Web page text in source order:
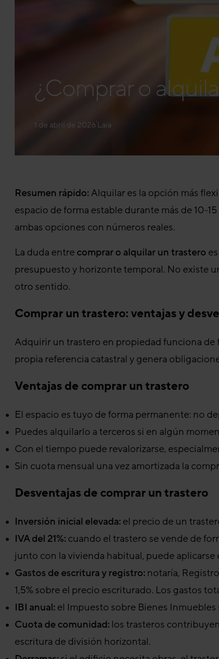
¿Comprar o
1 de abril de 2026·Laia
Resumen rápido:Alquilar es la opción más
espacio de forma estable durante más de 10-
ambas opciones con números reales.
La duda entre comprar o alquilar un trastero
presupuesto y horizonte temporal. No existe
otro sentido.
Comprar un trastero: ventajas y
Adquirir un trastero en propiedad funciona de
propia referencia catastral y genera
Ventajas de comprar un trastero
El espacio es tuyo de forma permanente: no
Puedes alquilarlo a terceros si en algún
Con el tiempo puede revalorizarse,
Sin cuota mensual una vez amortizada la
Desventajas de comprar un trastero
Inversión inicial elevada: el precio de un
IVA del 21%: cuando el trastero se vende de
junto con la vivienda habitual, puede aplicarse
Gastos de escritura y registro: notaría,
1,5% sobre el precio escriturado. Los gastos
IBI anual: el Impuesto sobre Bienes Inmuebles
Cuota de comunidad: los trasteros
escritura de división horizontal.